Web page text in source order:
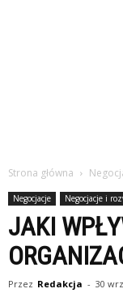
Strona główna
Negocjacje Negocjacje i
JAKI
Przez Redakcja - 30